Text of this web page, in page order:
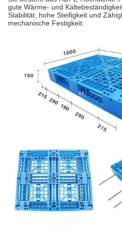
gute Wärme- und
Stabilität, hohe Steifigkeit und
mechanische Festigkeit.